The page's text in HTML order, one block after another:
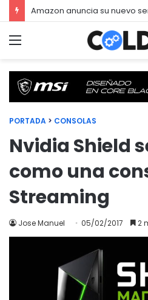
Menú
PORTADA > CONSOLAS
Nvidia Shield
como una
Streaming
Jose Manuel 05/02/2017 2